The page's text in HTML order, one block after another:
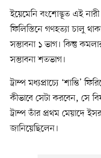
ইয়েমেনি বংশোদ্ভূত এই
ফিলিস্তিনে গণহত্যা চালু
সম্ভাবনা ১ ভাগ। কিন্তু
সম্ভাবনা শতভাগ।
ট্রাম্প মধ্যপ্রাচ্যে ‘শান্তি’
কীভাবে সেটা করবেন, সে
ট্রাম্প তাঁর প্রথম মেয়াদে
জানিয়েছিলেন।